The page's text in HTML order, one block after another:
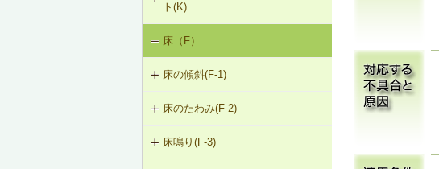
K-1-102 布基礎をべた基礎に変更
（基礎天端レベル調整）
K-1-103 布基礎底盤の拡大（基礎の
天端レベル調整）
K-1-104 土台をジャッキアップのう
え、土台と基礎の間にモルタル充填
K-2-502 充填工法
K-2-503 打直し工法
ト(K)
基礎の沈下（K-1）
基礎のひび割れ・欠損（K-2）
床（F）
床の傾斜(F-1)
F-1-101 柱による梁の補強
F-1-102 溝形鋼による梁の補強
床のたわみ(F-2)
F-2-101 根太の交換
床鳴り(F-3)